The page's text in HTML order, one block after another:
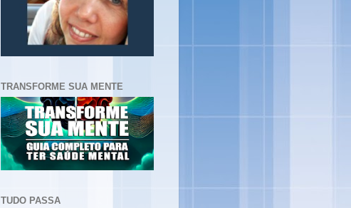
TRANSFORME SUA MENTE
TUDO PASSA